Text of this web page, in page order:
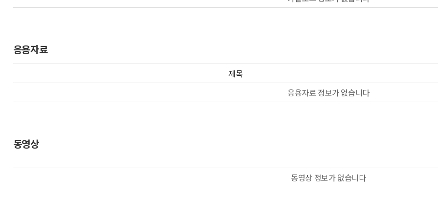
응용자료
제목
응용자료 정보가 없습니다
동영상
동영상 정보가 없습니다